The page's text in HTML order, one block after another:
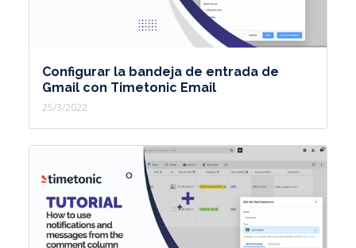
Configurar la bandeja de entrada de
Gmail con Timetonic Email
25/3/2022